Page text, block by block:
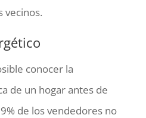
vecinos.
conocer la
de un hogar antes de
de los vendedores no